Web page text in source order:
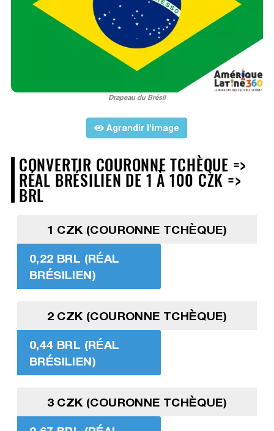
Drapeau du Brésil
Agrandir l'image
CONVERTIR COURONNE TCHÈQUE =>
RÉAL BRÉSILIEN DE 1 À 100 CZK =>
BRL
1 CZK (COURONNE TCHÈQUE)
0,22 BRL (RÉAL
BRÉSILIEN)
2 CZK (COURONNE TCHÈQUE)
0,44 BRL (RÉAL
BRÉSILIEN)
3 CZK (COURONNE TCHÈQUE)